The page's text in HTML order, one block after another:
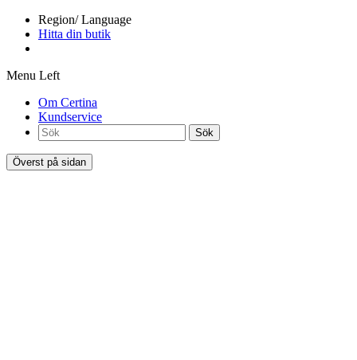
Region/ Language
Hitta din butik
Menu Left
Om Certina
Kundservice
Sök
Överst på sidan